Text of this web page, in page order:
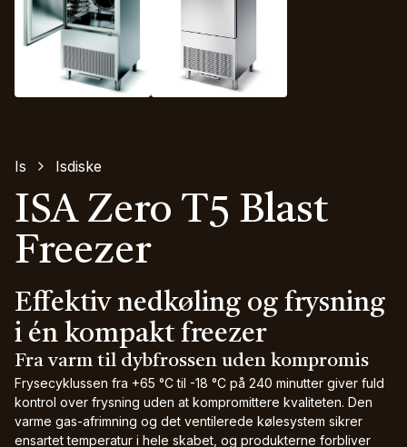
Is Isdiske
ISA Zero T5 Blast
Freezer
Effektiv nedkøling og frysning
i én kompakt freezer
Fra varm til dybfrossen uden kompromis
Frysecyklussen fra +65 °C til -18 °C på 240 minutter giver fuld
kontrol over frysning uden at kompromittere kvaliteten. Den
varme gas-afrimning og det ventilerede kølesystem sikrer
ensartet temperatur i hele skabet, og produkterne forbliver